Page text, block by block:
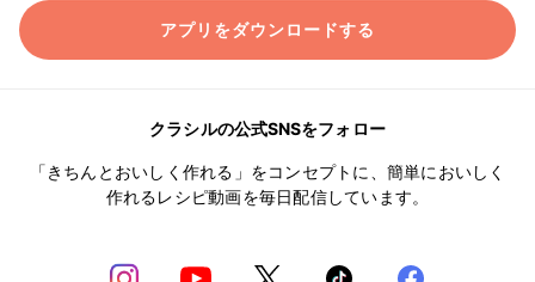
アプリをダウンロードする
クラシルの公式SNSをフォロー
「きちんとおいしく作れる」をコンセプトに、簡単においしく
作れるレシピ動画を毎日配信しています。